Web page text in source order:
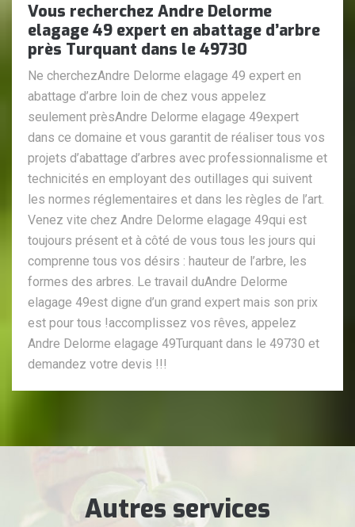
Vous recherchez Andre Delorme
elagage 49 expert en abattage d’arbre
près Turquant dans le 49730
Ne cherchezAndre Delorme elagage 49 expert en
abattage d’arbre loin de chez vous appelez
seulement prèsAndre Delorme elagage 49expert
dans ce domaine et vous garantit de réaliser tous vos
projets d’abattage d’arbres avec professionnalisme et
technicités en employant des outillages qui suivent
les normes réglementaires et dans les règles de l’art.
Venez vite chez Andre Delorme elagage 49qui est
toujours présent et à côté de vous tous les jours qui
comprenne tous vos désirs : hauteur de l’arbre, les
formes des arbres. Le travail duAndre Delorme
elagage 49est digne d’un grand expert mais son prix
est pour tous !accomplissez vos rêves, appelez
Andre Delorme elagage 49Turquant dans le 49730 et
demandez votre devis !!!
Autres services